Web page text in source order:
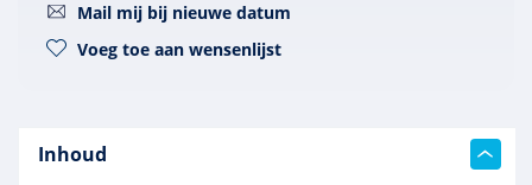
Mail mij bij nieuwe datum
Voeg toe aan wensenlijst
Inhoud